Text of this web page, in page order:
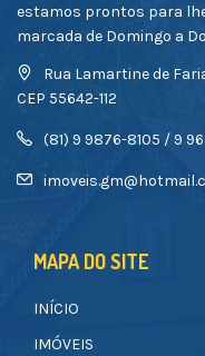
estamos prontos para
marcada de Domingo a
Rua Lamartine de
CEP 55642-112
(81) 9 9876-8105 / 9
MAPA DO SITE
INÍCIO
IMÓVEIS